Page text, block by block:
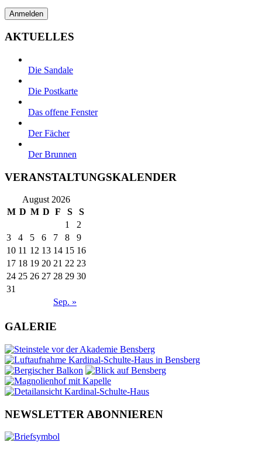
AKTUELLES
Die Sandale
Die Postkarte
Das offene Fenster
Der Fächer
Der Brunnen
VERANSTALTUNGSKALENDER
August 2026
M D M D F S S
Sep. »
1
2
3
4 5 6 7 8
9
10 11 12 13 14 15 16
17 18 19 20 21 22 23
24 25 26 27 28 29 30
31
GALERIE
NEWSLETTER ABONNIEREN